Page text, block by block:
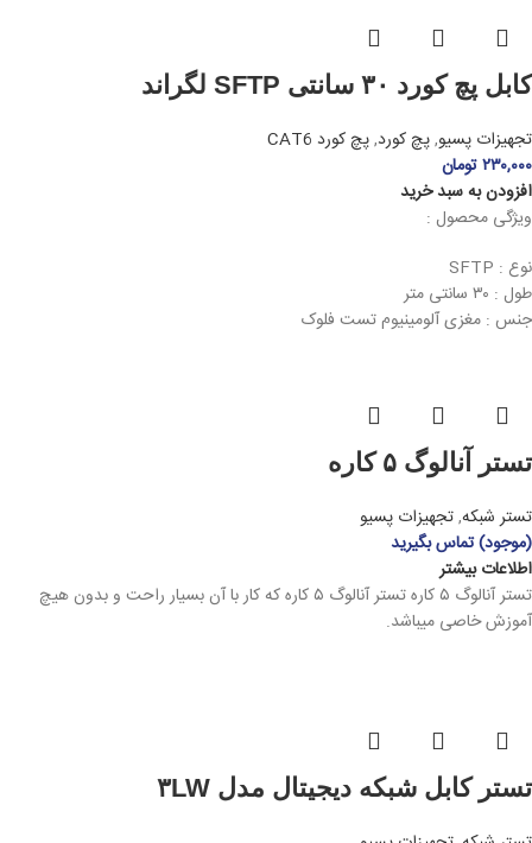
کابل پچ کورد ۳۰ سانتی SFTP لگراند
تجهیزات پسیو,پچ کورد,پچ کورد CAT6
۲۳۰,۰۰۰تومان
افزودن به سبد خرید
ویژگی محصول :
نوع : SFTP
طول : ۳۰ سانتی متر
جنس : مغزی آلومینیوم تست فلوک
تستر آنالوگ ۵ کاره
تستر شبکه,تجهیزات پسیو
(موجود) تماس بگیرید
اطلاعات بیشتر
تستر آنالوگ ۵ کاره تستر آنالوگ ۵ کاره که کار با آن بسیار راحت و بدون هیچ
آموزش خاصی میباشد.
تستر کابل شبکه دیجیتال مدل ۳LW